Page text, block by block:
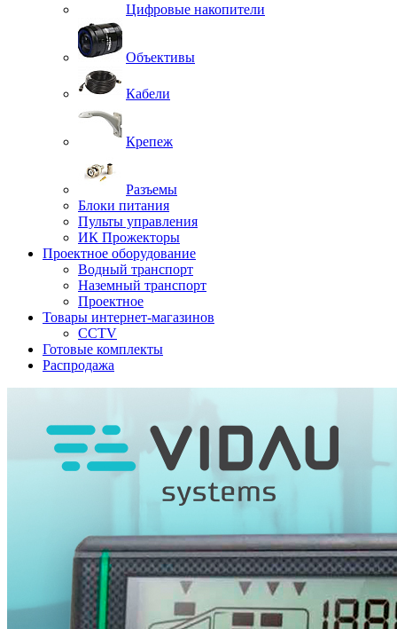
Цифровые накопители
Объективы
Кабели
Крепеж
Разъемы
Блоки питания
Пульты управления
ИК Прожекторы
Проектное оборудование
Водный транспорт
Наземный транспорт
Проектное
Товары интернет-магазинов
CCTV
Готовые комплекты
Распродажа